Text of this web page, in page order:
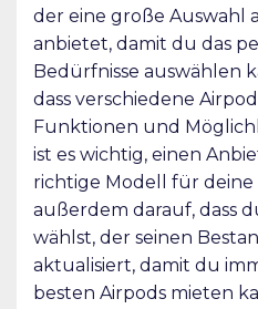
der eine große Auswahl
anbietet, damit du das
Bedürfnisse auswählen
dass verschiedene
Funktionen und
ist es wichtig, einen
richtige Modell für deine
außerdem darauf, dass
wählst, der seinen
aktualisiert, damit du
besten Airpods mieten